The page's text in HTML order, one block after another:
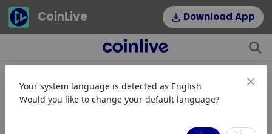
CoinLive Download App
中国香港：非加密公司正在购入比特
Your system language is detected as English
Would you like to change your default language?